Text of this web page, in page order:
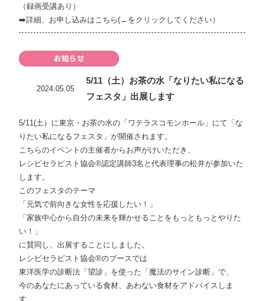
（録画受講あり）
➡️詳細、お申し込みはこちら(←をクリックしてください）
お知らせ
2024.05.05
5/11（土）お茶の水「なりたい私になる
フェスタ」出展します
5/11(土）に東京・お茶の水の「ワテラスコモンホール」にて「な
りたい私になるフェスタ」が開催されます。
こちらのイベントの主催者からお声がけいただき、
レシピセラピスト協会®︎認定講師3名と代表理事の松井が参加いた
します。
このフェスタのテーマ
「元気で前向きな女性を応援したい！」
「家族中心から自分の未来を輝かせることをもっともっとやりた
い！」
に賛同し、出展することにしました。
レシピセラピスト協会®︎のブースでは
東洋医学の診断法「望診」を使った「魔法のサイン診断」で、
今のあなたにあっている食材、あわない食材をアドバイスしま
す。